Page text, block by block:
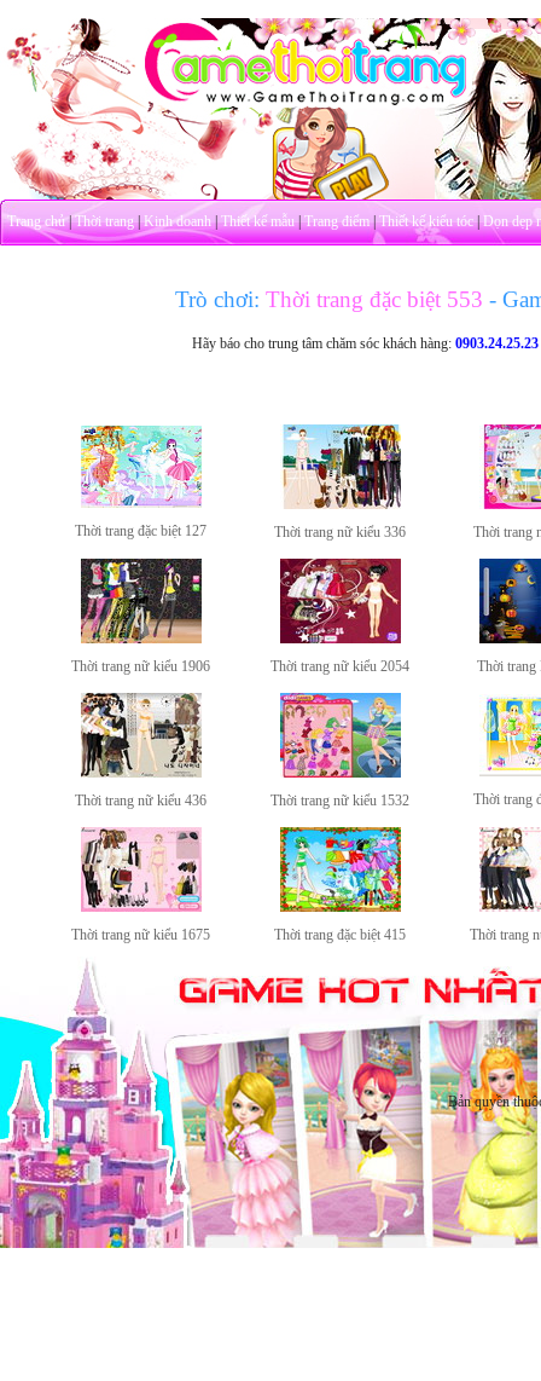
Trang chủ|Thời trang|Kinh doanh|Thiết kế mẫu|Trang điểm|Thiết kế kiểu tóc|Dọn dẹp
Trò chơi: Thời trang đặc biệt 553-
Hãy báo cho trung tâm chăm sóc khách hàng:0903.24.25.23
Thời trang đặc biệt 127 Thời trang nữ kiểu 336 Thời trang
Thời trang nữ kiểu 1906 Thời trang nữ kiểu 2054 Thời trang
Thời trang nữ kiểu 436 Thời trang nữ kiểu 1532 Thời trang
Thời trang nữ kiểu 1675 Thời trang đặc biệt 415 Thời trang
Bản quyền